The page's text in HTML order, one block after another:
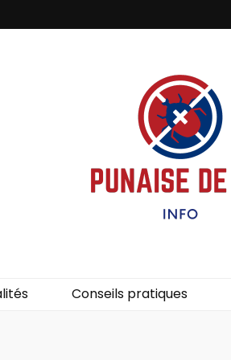
Conseils pratiques